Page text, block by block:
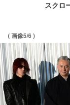
スクロ
( 画像5/6 )